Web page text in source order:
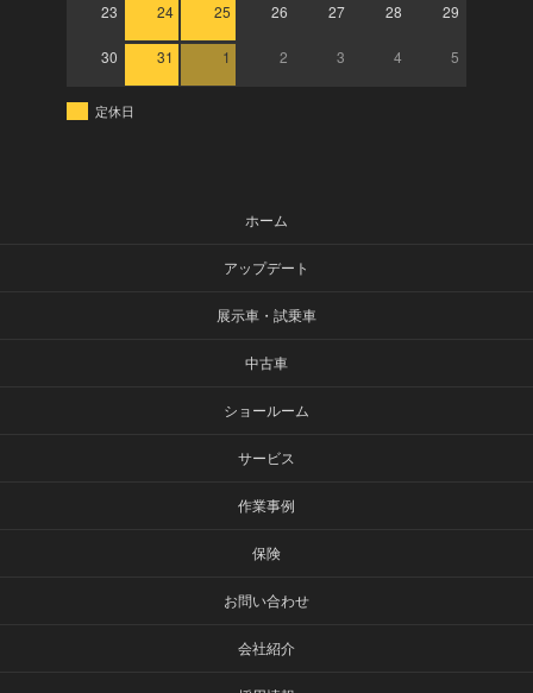
23 24 25 26 27 28 29
30 31 1 2 3 4 5
定休日
ホーム
アップデート
展示車・試乗車
中古車
ショールーム
サービス
作業事例
保険
お問い合わせ
会社紹介